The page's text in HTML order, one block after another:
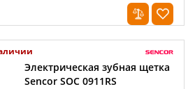
Электрическая зубная щетка
Sencor SOC 0911RS